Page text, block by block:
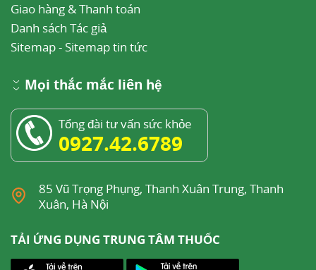
Giao hàng & Thanh toán
Danh sách Tác giả
Sitemap- Sitemap tin tức
Mọi thắc mắc liên hệ
Tổng đài tư vấn sức khỏe
0927.42.6789
85 Vũ Trọng Phụng, Thanh Xuân Trung, Thanh
Xuân, Hà Nội
TẢI ỨNG DỤNG TRUNG TÂM THUỐC